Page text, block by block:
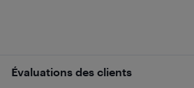
Évaluations des clients